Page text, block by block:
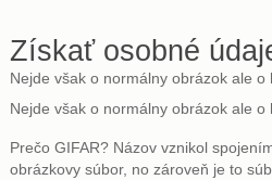
Získať osobné
Nejde však o normálny obrázok ale o
Nejde však o normálny obrázok ale
Prečo GIFAR? Názov vznikol
obrázkovy súbor, no zároveň je to